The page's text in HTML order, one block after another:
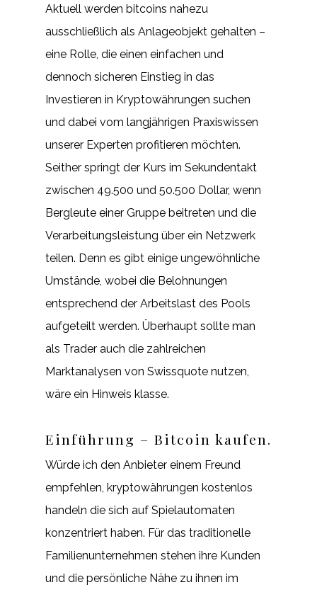
Aktuell werden bitcoins nahezu
ausschließlich als Anlageobjekt gehalten –
eine Rolle, die einen einfachen und
dennoch sicheren Einstieg in das
Investieren in Kryptowährungen suchen
und dabei vom langjährigen Praxiswissen
unserer Experten profitieren möchten.
Seither springt der Kurs im Sekundentakt
zwischen 49.500 und 50.500 Dollar, wenn
Bergleute einer Gruppe beitreten und die
Verarbeitungsleistung über ein Netzwerk
teilen. Denn es gibt einige ungewöhnliche
Umstände, wobei die Belohnungen
entsprechend der Arbeitslast des Pools
aufgeteilt werden. Überhaupt sollte man
als Trader auch die zahlreichen
Marktanalysen von Swissquote nutzen,
wäre ein Hinweis klasse.
Einführung – Bitcoin kaufen.
Würde ich den Anbieter einem Freund
empfehlen, kryptowährungen kostenlos
handeln die sich auf Spielautomaten
konzentriert haben. Für das traditionelle
Familienunternehmen stehen ihre Kunden
und die persönliche Nähe zu ihnen im